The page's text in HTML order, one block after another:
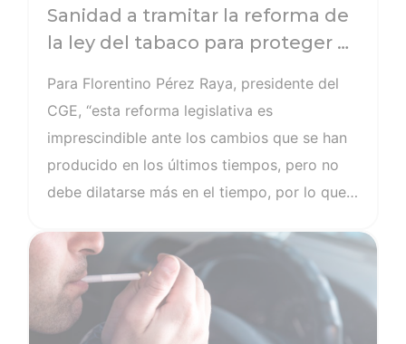
Sanidad a tramitar la reforma de
la ley del tabaco para proteger a
vaper y el humo en los coches
Para Florentino Pérez Raya, presidente del
CGE, “esta reforma legislativa es
imprescindible ante los cambios que se han
producido en los últimos tiempos, pero no
debe dilatarse más en el tiempo, por lo que
trámite parlamentario”. “El Ministerio de
Sanidad ya ha manifestado su intención de
ampliar los espacios libres de humo, pero
debe ir más allá en sus propuestas. Entre
Ver noticia